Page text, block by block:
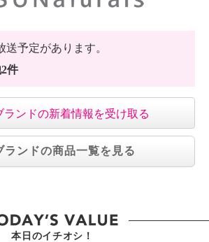
送予定があります。
件
ランドの新着情報を受け取る
ランドの商品一覧を見る
本日のイチオシ！